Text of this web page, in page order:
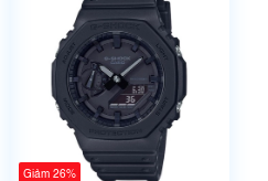
Giảm 26%